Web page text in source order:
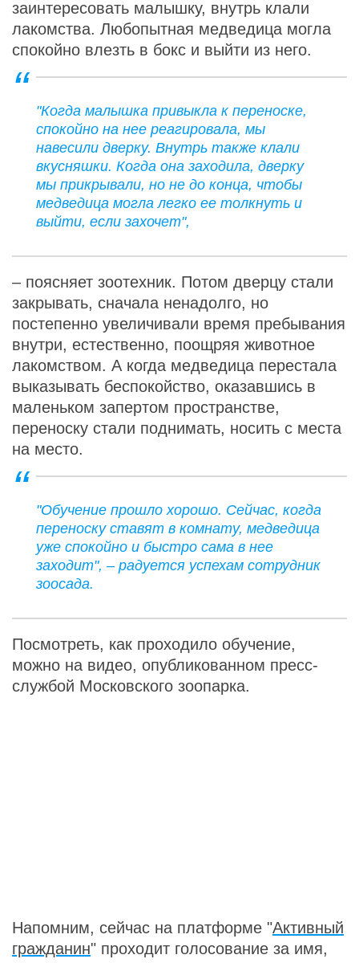
заинтересовать малышку, внутрь клали
лакомства. Любопытная медведица могла
спокойно влезть в бокс и выйти из него.
"Когда малышка привыкла к переноске,
спокойно на нее реагировала, мы
навесили дверку. Внутрь также клали
вкусняшки. Когда она заходила, дверку
мы прикрывали, но не до конца, чтобы
медведица могла легко ее толкнуть и
выйти, если захочет",
– поясняет зоотехник. Потом дверцу стали
закрывать, сначала ненадолго, но
постепенно увеличивали время пребывания
внутри, естественно, поощряя животное
лакомством. А когда медведица перестала
выказывать беспокойство, оказавшись в
маленьком запертом пространстве,
переноску стали поднимать, носить с места
на место.
"Обучение прошло хорошо. Сейчас, когда
переноску ставят в комнату, медведица
уже спокойно и быстро сама в нее
заходит", – радуется успехам сотрудник
зоосада.
Посмотреть, как проходило обучение,
можно на видео, опубликованном пресс-
службой Московского зоопарка.
Напомним, сейчас на платформе "Активный
гражданин" проходит голосование за имя,